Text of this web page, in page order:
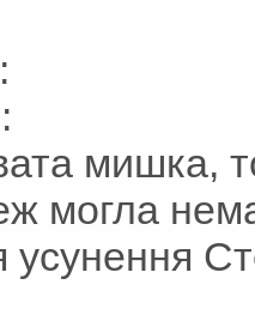
мишка,
могла
усунення